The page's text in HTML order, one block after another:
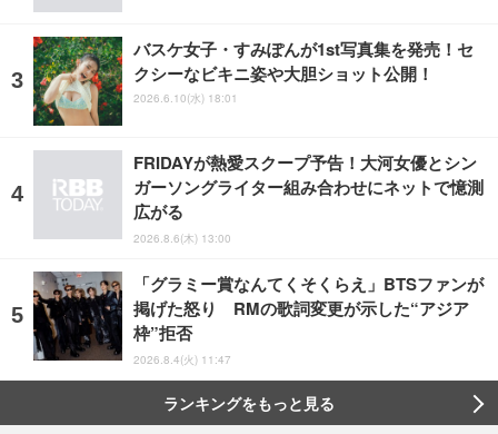
バスケ女子・すみぽんが1st写真集を発売！セ
クシーなビキニ姿や大胆ショット公開！
2026.6.10(水) 18:01
FRIDAYが熱愛スクープ予告！大河女優とシン
ガーソングライター組み合わせにネットで憶測
広がる
2026.8.6(木) 13:00
「グラミー賞なんてくそくらえ」BTSファンが
掲げた怒り RMの歌詞変更が示した“アジア
枠”拒否
2026.8.4(火) 11:47
ランキングをもっと見る